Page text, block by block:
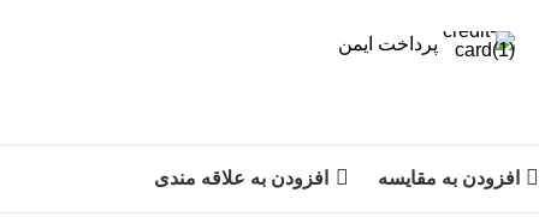
پرداخت ایمن
افزودن به مقایسه افزودن به علاقه مندی